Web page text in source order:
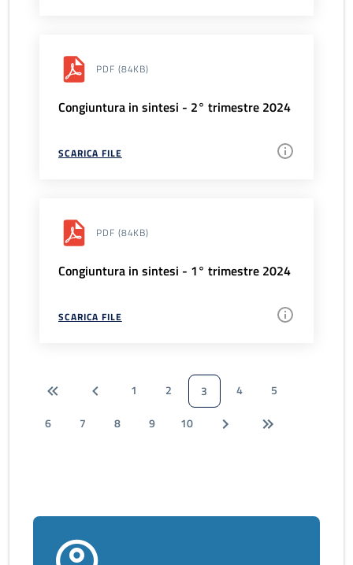
PDF (84KB)
Congiuntura in sintesi - 2° trimestre 2024
SCARICA FILE
PDF (84KB)
Congiuntura in sintesi - 1° trimestre 2024
SCARICA FILE
1 2 3 4
5
6
7 8 9 10